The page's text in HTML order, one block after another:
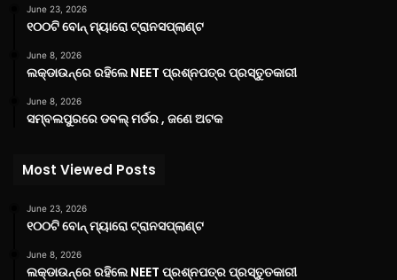
June 23, 2026
୧୦୦ଟି ବୋନ୍ ମ୍ୟାରୋ ଟ୍ରାନସପ୍ଲାଣ୍ଟ
June 8, 2026
ଲକ୍‌ଡାଉନ୍‌ରେ ରହିଲେ NEET ପ୍ରଶ୍ନପତ୍ର ପ୍ରସ୍ତୁତକାରୀ
June 8, 2026
ସମ୍ବଲପୁରରେ ଡବଲ୍ ମର୍ଡର , ଜଣେ ଅଟକ
Most Viewed Posts
June 23, 2026
୧୦୦ଟି ବୋନ୍ ମ୍ୟାରୋ ଟ୍ରାନସପ୍ଲାଣ୍ଟ
June 8, 2026
ଲକ୍‌ଡାଉନ୍‌ରେ ରହିଲେ NEET ପ୍ରଶ୍ନପତ୍ର ପ୍ରସ୍ତୁତକାରୀ